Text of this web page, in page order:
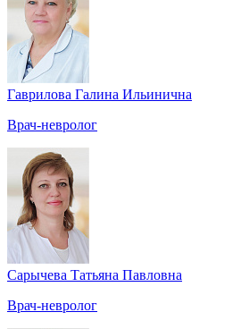
Гаврилова Галина Ильинична
Врач-невролог
Сарычева Татьяна Павловна
Врач-невролог